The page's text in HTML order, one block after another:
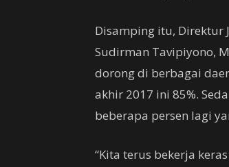
Disamping itu, Direktur
Sudirman Tavipiyono,
dorong di berbagai
akhir 2017 ini 85%.
beberapa persen lagi
“Kita terus bekerja